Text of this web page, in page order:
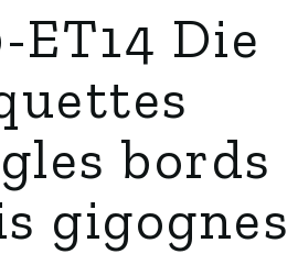
ET14 Die
bords
gigognes